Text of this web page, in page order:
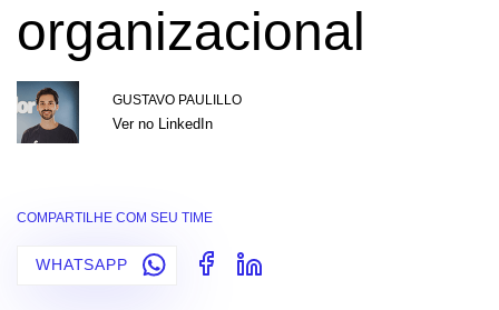
organizacional
GUSTAVO PAULILLO
Ver no LinkedIn
COMPARTILHE COM SEU TIME
WHATSAPP